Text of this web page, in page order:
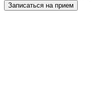
Записаться на прием